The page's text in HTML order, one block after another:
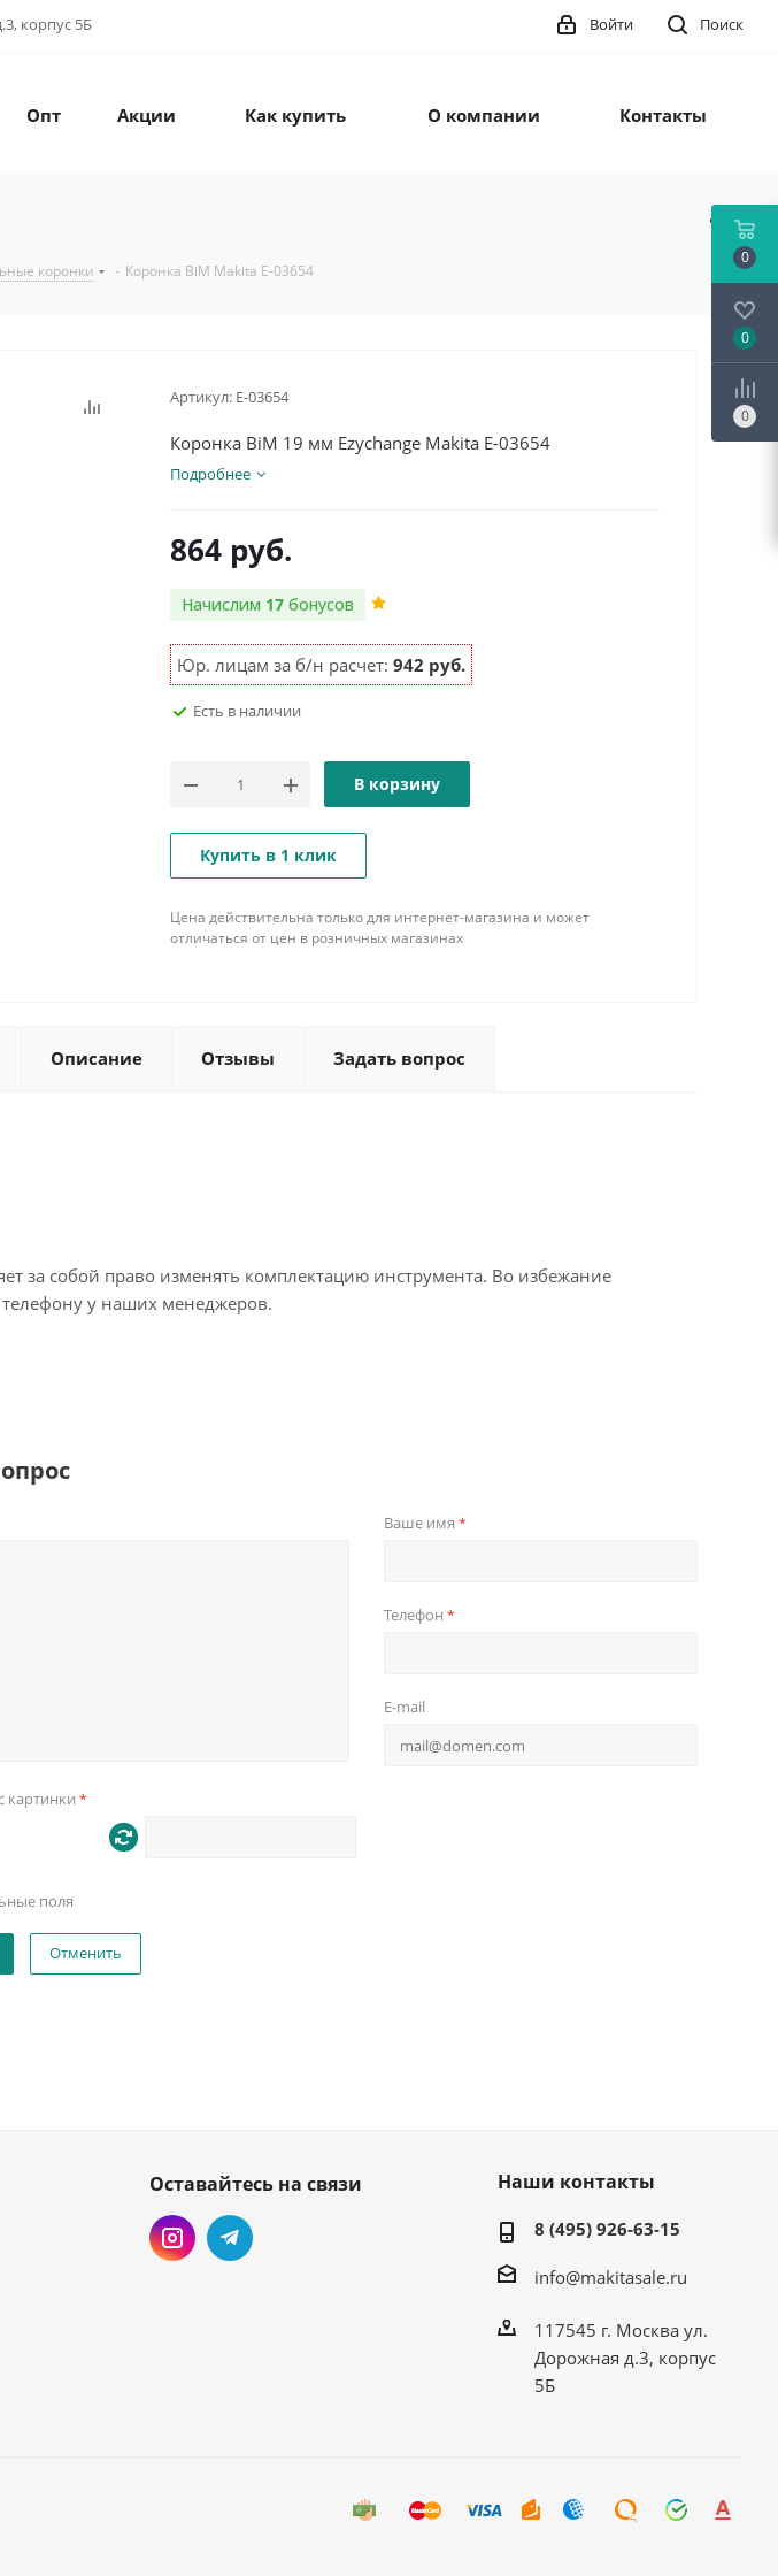
корпус 5Б Поиск
Войти
Опт Акции Как купить О компании Контакты
коронки - Коронка BiM Makita E-03654
Артикул: E-03654
Коронка BiM 19 мм Ezychange Makita E-03654
Подробнее
864 руб.
Начислим 17 бонусов
Юр. лицам за б/н расчет: 942 руб.
Есть в наличии
В корзину
Купить в 1 клик
Цена действительна только для интернет-магазина и может
отличаться от цен в розничных магазинах
Описание Отзывы Задать вопрос
за собой право изменять комплектацию инструмента. Во избежание
у наших менеджеров.
Ваше имя *
Телефон *
E-mail
картинки *
поля
Отменить
Оставайтесь на связи Наши контакты
8 (495) 926-63-15
info@makitasale.ru
117545 г. Москва ул.
Дорожная д.3, корпус
5Б
0
0
0